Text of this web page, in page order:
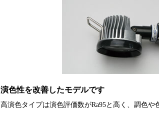
演色性を改善したモデルです
高演色タイプは演色評価数がRa95と高く、調色や